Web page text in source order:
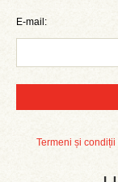
E-mail:
Termeni și